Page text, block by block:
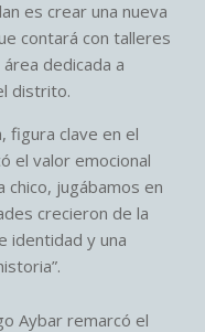
es crear una nueva
contará con talleres
dedicada a
distrito.
figura clave en el
el valor emocional
chico, jugábamos en
crecieron de la
identidad y una
Aybar remarcó el